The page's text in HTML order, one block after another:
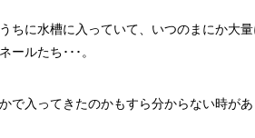
ちに水槽に入っていて、いつのまにか大
ールたち･･･。
で入ってきたのかもすら分からない時が